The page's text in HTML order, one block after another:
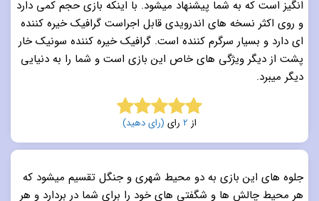
انگیز است که به شما پیشنهاد میشود. با اینکه بازی حجم کمی دارد
و روی اکثر نسخه های اندرویدی قابل اجراست گرافیک خیره کننده
ای دارد و بسیار سرگرم کننده است. گرافیک خیره کننده سونیک خار
پشت از دیگر ویژگی های خاص این بازی است و شما را به دنیایی
دیگر میبرد.
5.0 از 5 از 2 رای (رای دهید)
جلوه های این بازی به دو محیط شهری و جنگل تقسیم میشود که
هر محیط چالش ها و شگفتی های خود را برای شما در بردارد و هر